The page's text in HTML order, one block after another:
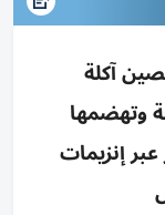
آكلة
وتهضمها
إنزيمات